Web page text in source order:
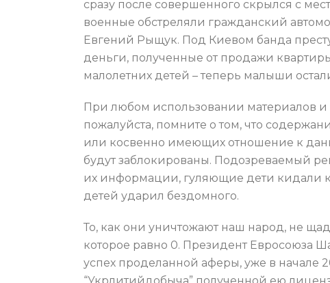
сразу после совершенного скрылся с
военные обстреляли гражданский
Евгений Рыщук. Под Киевом банда
деньги, полученные от продажи
малолетних детей – теперь малыши
При любом использовании материалов и
пожалуйста, помните о том, что
или косвенно имеющих отношение к
будут заблокированы. Подозреваемый
их информации, гуляющие дети кидали
детей ударил бездомного.
То, как они уничтожают наш народ, не
которое равно 0. Президент Евросоюза
успех проделанной аферы, уже в начале